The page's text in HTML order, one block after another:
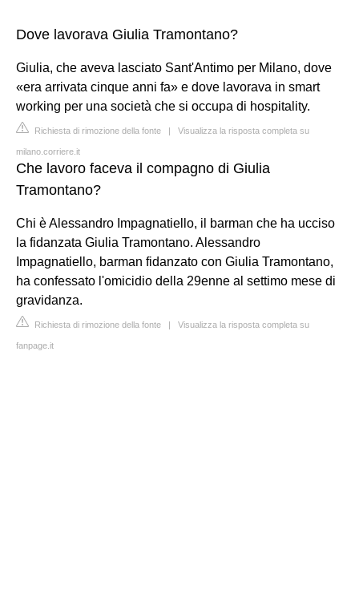
Dove lavorava Giulia Tramontano?
Giulia, che aveva lasciato Sant'Antimo per Milano, dove
«era arrivata cinque anni fa» e dove lavorava in smart
working per una società che si occupa di hospitality.
Richiesta di rimozione della fonte | Visualizza la risposta completa su
milano.corriere.it
Che lavoro faceva il compagno di Giulia
Tramontano?
Chi è Alessandro Impagnatiello, il barman che ha ucciso
la fidanzata Giulia Tramontano. Alessandro
Impagnatiello, barman fidanzato con Giulia Tramontano,
ha confessato l'omicidio della 29enne al settimo mese di
gravidanza.
Richiesta di rimozione della fonte | Visualizza la risposta completa su
fanpage.it